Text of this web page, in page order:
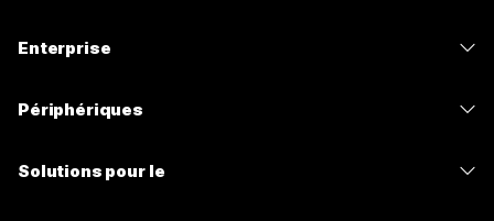
Enterprise
Périphériques
Solutions pour le